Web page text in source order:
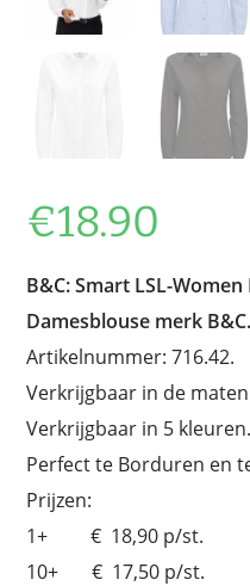
€18.90
B&C: Smart LSL-
Damesblouse merk B&C.
Artikelnummer: 716.42.
Verkrijgbaar in de maten
Verkrijgbaar in 5 kleuren.
Perfect te Borduren en
Prijzen:
1+ € 18,90 p/st.
10+ € 17,50 p/st.